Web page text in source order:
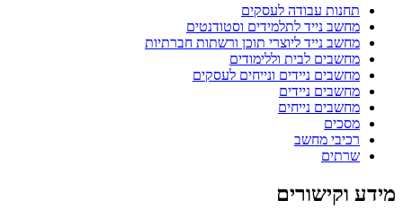
תחנות עבודה לעסקים
מחשב נייד לתלמידים וסטודנטים
מחשב נייד ליוצרי תוכן ורשתות חברתיות
מחשבים לבית וללימודים
מחשבים ניידים ונייחים לעסקים
מחשבים ניידים
מחשבים נייחים
מסכים
רכיבי מחשב
שרתים
מידע וקישורים